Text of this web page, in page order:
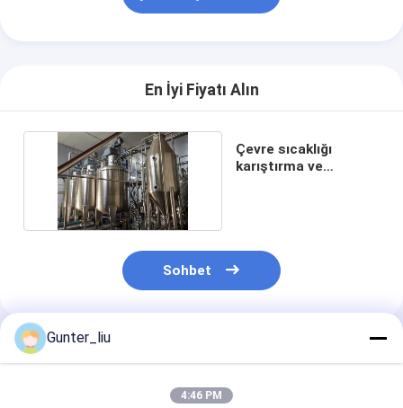
Fabrika turu
En İyi Fiyatı Alın
Çevre sıcaklığı
karıştırma ve
Sohbet
Önerilen Ürünler
Gunter_liu
4:46 PM